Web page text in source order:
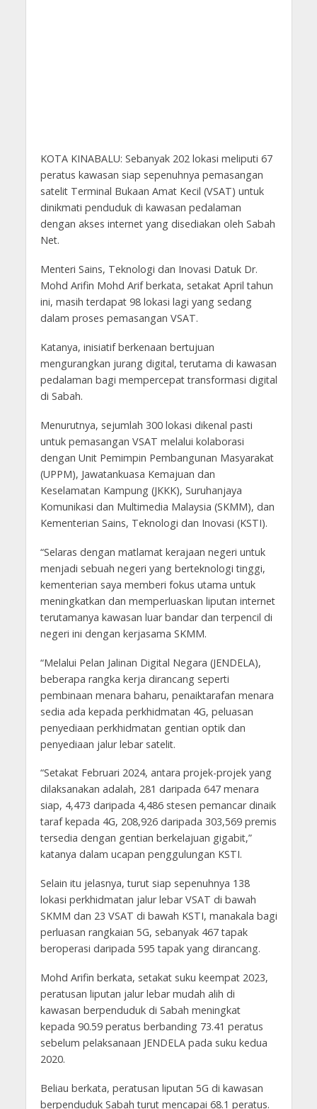
KOTA KINABALU: Sebanyak 202 lokasi meliputi 67
peratus kawasan siap sepenuhnya pemasangan
satelit Terminal Bukaan Amat Kecil (VSAT) untuk
dinikmati penduduk di kawasan pedalaman
dengan akses internet yang disediakan oleh Sabah
Net.
Menteri Sains, Teknologi dan Inovasi Datuk Dr.
Mohd Arifin Mohd Arif berkata, setakat April tahun
ini, masih terdapat 98 lokasi lagi yang sedang
dalam proses pemasangan VSAT.
Katanya, inisiatif berkenaan bertujuan
mengurangkan jurang digital, terutama di kawasan
pedalaman bagi mempercepat transformasi digital
di Sabah.
Menurutnya, sejumlah 300 lokasi dikenal pasti
untuk pemasangan VSAT melalui kolaborasi
dengan Unit Pemimpin Pembangunan Masyarakat
(UPPM), Jawatankuasa Kemajuan dan
Keselamatan Kampung (JKKK), Suruhanjaya
Komunikasi dan Multimedia Malaysia (SKMM), dan
Kementerian Sains, Teknologi dan Inovasi (KSTI).
“Selaras dengan matlamat kerajaan negeri untuk
menjadi sebuah negeri yang berteknologi tinggi,
kementerian saya memberi fokus utama untuk
meningkatkan dan memperluaskan liputan internet
terutamanya kawasan luar bandar dan terpencil di
negeri ini dengan kerjasama SKMM.
“Melalui Pelan Jalinan Digital Negara (JENDELA),
beberapa rangka kerja dirancang seperti
pembinaan menara baharu, penaiktarafan menara
sedia ada kepada perkhidmatan 4G, peluasan
penyediaan perkhidmatan gentian optik dan
penyediaan jalur lebar satelit.
“Setakat Februari 2024, antara projek-projek yang
dilaksanakan adalah, 281 daripada 647 menara
siap, 4,473 daripada 4,486 stesen pemancar dinaik
taraf kepada 4G, 208,926 daripada 303,569 premis
tersedia dengan gentian berkelajuan gigabit,”
katanya dalam ucapan penggulungan KSTI.
Selain itu jelasnya, turut siap sepenuhnya 138
lokasi perkhidmatan jalur lebar VSAT di bawah
SKMM dan 23 VSAT di bawah KSTI, manakala bagi
perluasan rangkaian 5G, sebanyak 467 tapak
beroperasi daripada 595 tapak yang dirancang.
Mohd Arifin berkata, setakat suku keempat 2023,
peratusan liputan jalur lebar mudah alih di
kawasan berpenduduk di Sabah meningkat
kepada 90.59 peratus berbanding 73.41 peratus
sebelum pelaksanaan JENDELA pada suku kedua
2020.
Beliau berkata, peratusan liputan 5G di kawasan
berpenduduk Sabah turut mencapai 68.1 peratus.